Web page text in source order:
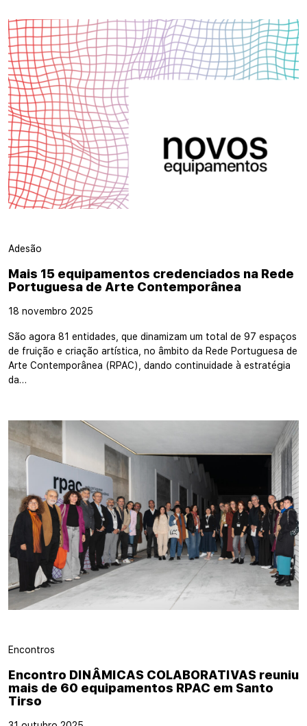
Adesão
Mais 15 equipamentos credenciados na Rede
Portuguesa de Arte Contemporânea
18 novembro 2025
São agora 81 entidades, que dinamizam um total de 97 espaços
de fruição e criação artística, no âmbito da Rede Portuguesa de
Arte Contemporânea (RPAC), dando continuidade à estratégia
da…
Encontros
Encontro DINÂMICAS COLABORATIVAS reuniu
mais de 60 equipamentos RPAC em Santo
Tirso